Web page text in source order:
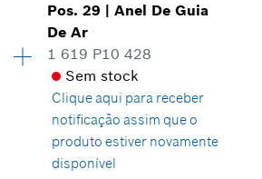
0,82 €*
*Recomendação de preço não
fabricante incluindo IVA
Adicionar ao carrinho
Disponibilidade 1
Grupo de preço
Informações de peças
Comprovante de aplicação
Indicar na apresentação
Pos.29 |Anel De Guia
De Ar
1 619 P10 428
Sem stock
Clique aqui para receber
notificação assim que o
produto estiver novamente
disponível